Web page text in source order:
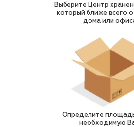
Выберите Центр
который ближе всего
дома или
Определите
необходимую